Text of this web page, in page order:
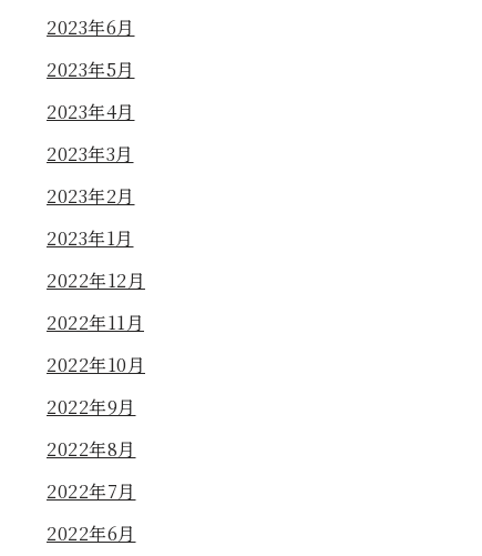
2023年6月
2023年5月
2023年4月
2023年3月
2023年2月
2023年1月
2022年12月
2022年11月
2022年10月
2022年9月
2022年8月
2022年7月
2022年6月